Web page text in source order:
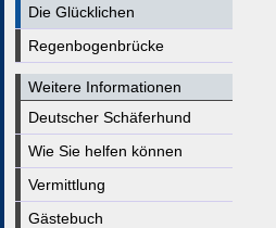
Die Glücklichen
Regenbogenbrücke
Weitere Informationen
Deutscher Schäferhund
Wie Sie helfen können
Vermittlung
Gästebuch